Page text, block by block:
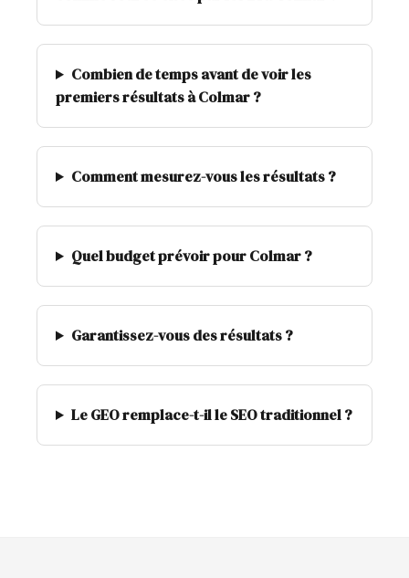
Combien de temps avant de voir les
premiers résultats à Colmar ?
Comment mesurez-vous les résultats ?
Quel budget prévoir pour Colmar ?
Garantissez-vous des résultats ?
Le GEO remplace-t-il le SEO traditionnel ?